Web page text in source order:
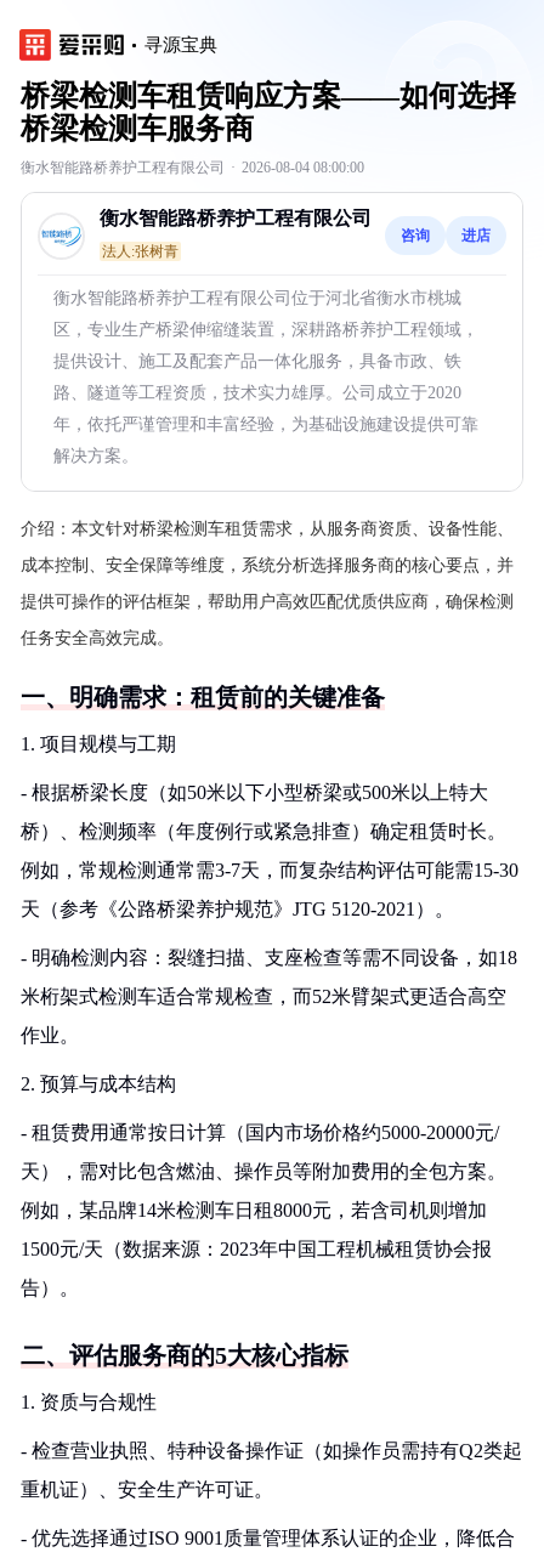
寻源宝典
桥梁检测车租赁响应方案——如何选择
桥梁检测车服务商
衡水智能路桥养护工程有限公司 · 2026-08-04 08:00:00
衡水智能路桥养护工程有限公司
法人:张树青
咨询 进店
衡水智能路桥养护工程有限公司位于河北省衡水市桃城
区，专业生产桥梁伸缩缝装置，深耕路桥养护工程领域，
提供设计、施工及配套产品一体化服务，具备市政、铁
路、隧道等工程资质，技术实力雄厚。公司成立于2020
年，依托严谨管理和丰富经验，为基础设施建设提供可靠
解决方案。
介绍： 本文针对桥梁检测车租赁需求，从服务商资质、设备性能、
成本控制、安全保障等维度，系统分析选择服务商的核心要点，并
提供可操作的评估框架，帮助用户高效匹配优质供应商，确保检测
任务安全高效完成。
一、明确需求：租赁前的关键准备
1. 项目规模与工期
- 根据桥梁长度（如50米以下小型桥梁或500米以上特大
桥）、检测频率（年度例行或紧急排查）确定租赁时长。
例如，常规检测通常需3-7天，而复杂结构评估可能需15-30
天（参考《公路桥梁养护规范》JTG 5120-2021）。
- 明确检测内容：裂缝扫描、支座检查等需不同设备，如18
米桁架式检测车适合常规检查，而52米臂架式更适合高空
作业。
2. 预算与成本结构
- 租赁费用通常按日计算（国内市场价格约5000-20000元/
天），需对比包含燃油、操作员等附加费用的全包方案。
例如，某品牌14米检测车日租8000元，若含司机则增加
1500元/天（数据来源：2023年中国工程机械租赁协会报
告）。
二、评估服务商的5大核心指标
1. 资质与合规性
- 检查营业执照、特种设备操作证（如操作员需持有Q2类起
重机证）、安全生产许可证。
- 优先选择通过ISO 9001质量管理体系认证的企业，降低合